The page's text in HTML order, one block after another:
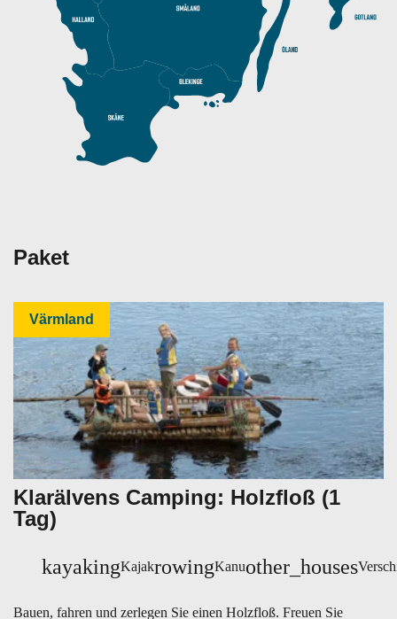
Paket
Värmland
Klarälvens Camping: Holzfloß (1
Tag)
kayakingKajakrowingKanuother_houses
Bauen, fahren und zerlegen Sie einen Holzfloß. Freuen Sie